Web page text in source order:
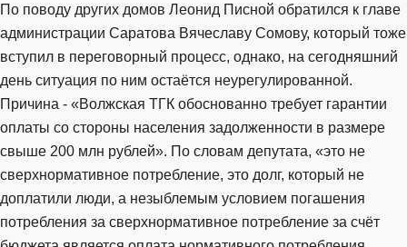
По поводу других домов Леонид Писной обратился к главе
администрации Саратова Вячеславу Сомову, который тоже
вступил в переговорный процесс, однако, на сегодняшний
день ситуация по ним остаётся неурегулированной.
Причина - «Волжская ТГК обоснованно требует гарантии
оплаты со стороны населения задолженности в размере
свыше 200 млн рублей». По словам депутата, «это не
сверхнормативное потребление, это долг, который не
доплатили люди, а незыблемым условием погашения
потребления за сверхнормативное потребление за счёт